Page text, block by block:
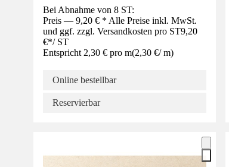
Bei Abnahme von 8 ST:
Preis — 9,20 € * Alle Preise inkl. MwSt.
und ggf. zzgl. Versandkosten pro ST9,20
€*/ ST
Entspricht 2,30 € pro m(2,30 €/ m)
Online bestellbar
Reservierbar